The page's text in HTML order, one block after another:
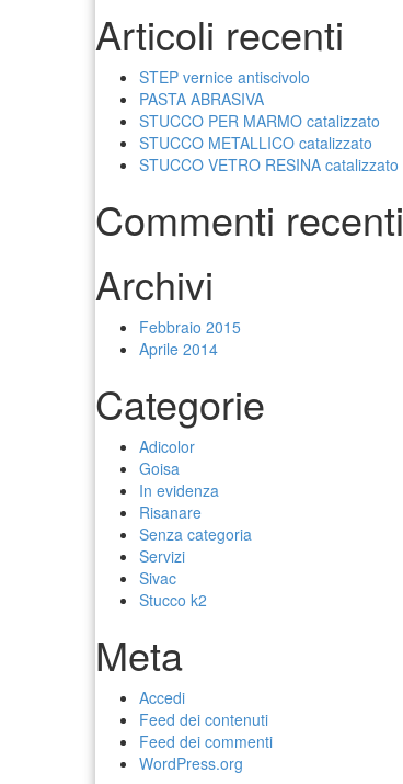
Articoli recenti
STEP vernice antiscivolo
PASTA ABRASIVA
STUCCO PER MARMO catalizzato
STUCCO METALLICO catalizzato
STUCCO VETRO RESINA catalizzato
Commenti recenti
Archivi
Febbraio 2015
Aprile 2014
Categorie
Adicolor
Goisa
In evidenza
Risanare
Senza categoria
Servizi
Sivac
Stucco k2
Meta
Accedi
Feed dei contenuti
Feed dei commenti
WordPress.org